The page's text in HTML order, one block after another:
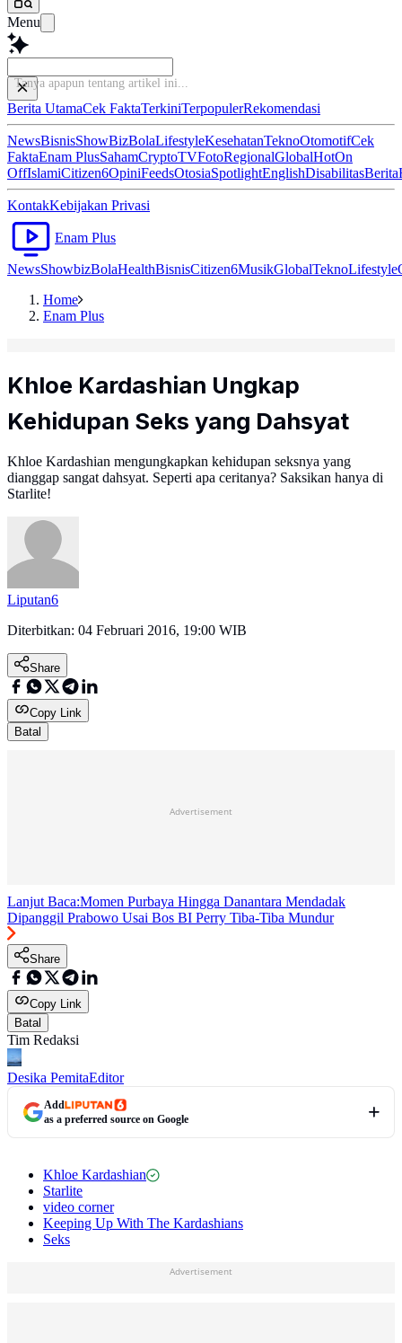
Menu
Tanya apapun tentang artikel ini...
Berita UtamaCek FaktaTerkiniTerpopulerRekomendasi
NewsBisnisShowBizBolaLifestyleKesehatanTeknoOtomotifCek
FaktaEnam PlusSahamCryptoTVFotoRegionalGlobalHotOn
OffIslamiCitizen6OpiniFeedsOtosiaSpotlightEnglishDisabilitasBerita
KontakKebijakan Privasi
Enam Plus
NewsShowbizBolaHealthBisnisCitizen6MusikGlobalTeknoLifestyle
Home
Enam Plus
Khloe Kardashian Ungkap
Kehidupan Seks yang Dahsyat
Khloe Kardashian mengungkapkan kehidupan seksnya yang
dianggap sangat dahsyat. Seperti apa ceritanya? Saksikan hanya di
Starlite!
Liputan6
Diterbitkan: 04 Februari 2016, 19:00 WIB
Share
Copy Link
Batal
Advertisement
Lanjut Baca:Momen Purbaya Hingga Danantara Mendadak
Dipanggil Prabowo Usai Bos BI Perry Tiba-Tiba Mundur
Share
Copy Link
Batal
Tim Redaksi
Desika PemitaEditor
Add
as a preferred source on Google
Khloe Kardashian
Starlite
video corner
Keeping Up With The Kardashians
Seks
Advertisement